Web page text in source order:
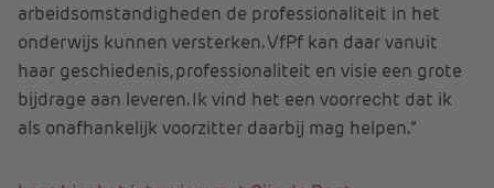
arbeidsomstandigheden de professionaliteit in het
onderwijs kunnen versterken. VfPf kan daar vanuit
haar geschiedenis, professionaliteit en visie een grote
bijdrage aan leveren. Ik vind het een voorrecht dat ik
als onafhankelijk voorzitter daarbij mag helpen.”